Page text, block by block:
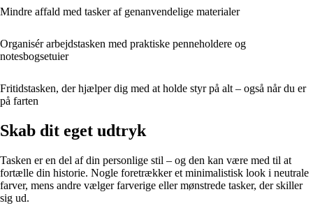
Mindre affald med tasker af genanvendelige materialer
Organisér arbejdstasken med praktiske penneholdere og
notesbogsetuier
Fritidstasken, der hjælper dig med at holde styr på alt – også når du er
på farten
Skab dit eget udtryk
Tasken er en del af din personlige stil – og den kan være med til at
fortælle din historie. Nogle foretrækker et minimalistisk look i neutrale
farver, mens andre vælger farverige eller mønstrede tasker, der skiller
sig ud.